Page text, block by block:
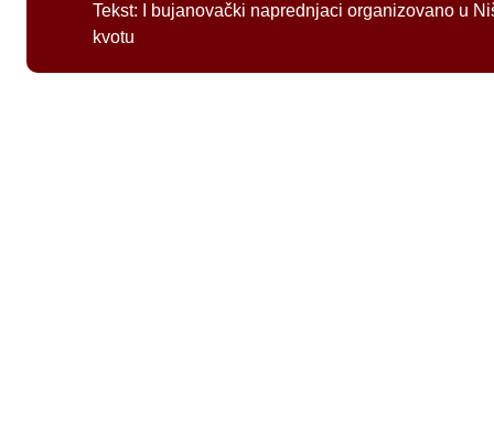
Tekst:
I bujanovački naprednjaci organizovano u
kvotu